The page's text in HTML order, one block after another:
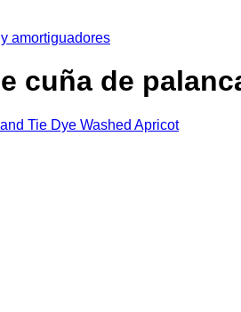
amortiguadores
cuña de